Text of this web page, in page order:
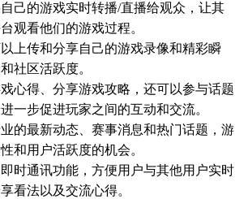
己的游戏实时转播/直播给观众，让其
观看他们的游戏过程。
上传和分享自己的游戏录像和精彩瞬
社区活跃度。
心得、分享游戏攻略，还可以参与话题
一步促进玩家之间的互动和交流。
的最新动态、赛事消息和热门话题，游
和用户活跃度的机会。
时通讯功能，方便用户与其他用户实时
看法以及交流心得。